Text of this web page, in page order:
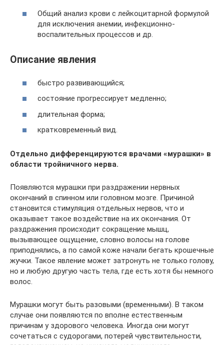
Общий анализ крови с лейкоцитарной формулой
для исключения анемии, инфекционно-
воспалительных процессов и др.
Описание явления
быстро развивающийся;
состояние прогрессирует медленно;
длительная форма;
кратковременный вид.
Отдельно дифференцируются врачами «мурашки» в
области тройничного нерва.
Появляются мурашки при раздражении нервных
окончаний в спинном или головном мозге. Причиной
становится стимуляция отдельных нервов, что и
оказывает такое воздействие на их окончания. От
раздражения происходит сокращение мышц,
вызывающее ощущение, словно волосы на голове
приподнялись, а по самой коже начали бегать крошечные
жучки. Такое явление может затронуть не только голову,
но и любую другую часть тела, где есть хотя бы немного
волос.
Мурашки могут быть разовыми (временными). В таком
случае они появляются по вполне естественным
причинам у здорового человека. Иногда они могут
сочетаться с судорогами, потерей чувствительности,